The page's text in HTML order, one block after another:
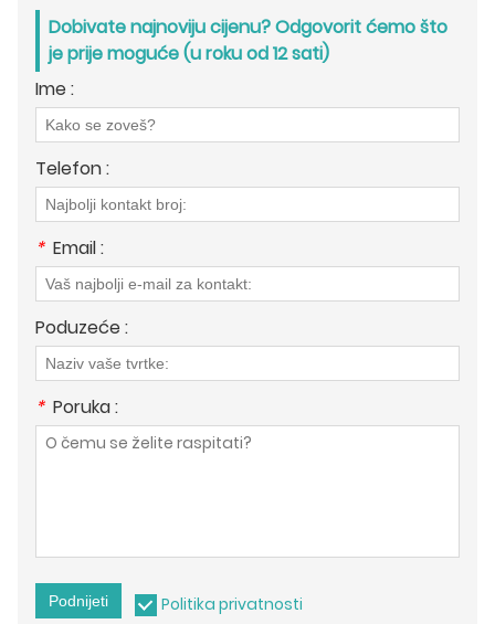
Dobivate najnoviju cijenu? Odgovorit ćemo što
je prije moguće (u roku od 12 sati)
Ime :
Telefon :
* Email :
Poduzeće :
* Poruka :
Podnijeti Politika privatnosti